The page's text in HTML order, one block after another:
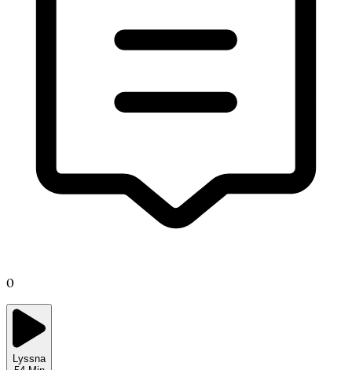
0
Lyssna